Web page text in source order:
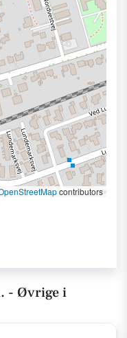
contributors
- Øvrige i